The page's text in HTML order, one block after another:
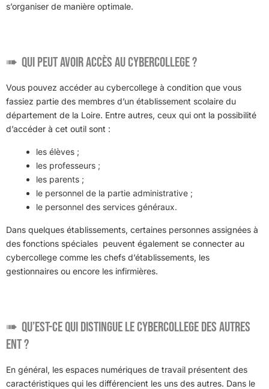
s’organiser de manière optimale.
Qui peut avoir accès au cybercollege ?
Vous pouvez accéder au cybercollege à condition que vous
fassiez partie des membres d’un établissement scolaire du
département de la Loire. Entre autres, ceux qui ont la possibilité
d’accéder à cet outil sont :
les élèves ;
les professeurs ;
les parents ;
le personnel de la partie administrative ;
le personnel des services généraux.
Dans quelques établissements, certaines personnes assignées à
des fonctions spéciales peuvent également se connecter au
cybercollege comme les chefs d’établissements, les
gestionnaires ou encore les infirmières.
Qu’est-ce qui distingue le cybercollege des autres
ENT ?
En général, les espaces numériques de travail présentent des
caractéristiques qui les différencient les uns des autres. Dans le